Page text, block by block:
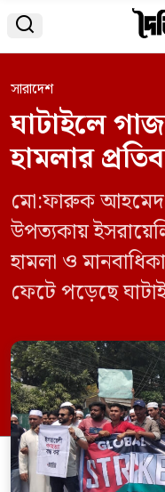

সারাদেশ
ঘাটাইলে
হামলার
মো:ফারুক আহমেদ
উপত্যকায়
হামলা ও
ফেটে পড়েছে
উপজেলার বিজয়
মিছিল অনুষ্ঠিত হয়,
মানুষ একাত্মতা
বিক্ষোভ মিছিলটি
ঘাটাইল শহরের